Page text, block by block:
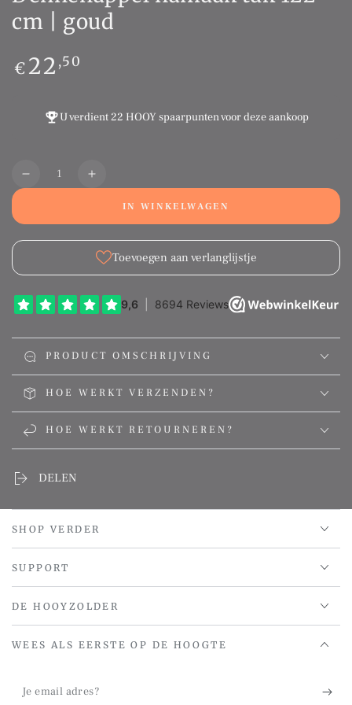
cm | goud
Normale
prijs
€ 22 ,50
U verdient22 HOOY spaarpuntenvoor deze aankoop
Aantal
Translation
nl.products.product.quantity.decrease
Translation
nl.products.product.quantity.increase
IN WINKELWAGEN
Toevoegen aan verlanglijstje
PRODUCT OMSCHRIJVING
HOE WERKT VERZENDEN?
HOE WERKT RETOURNEREN?
DELEN
SHOP VERDER
SUPPORT
DE HOOYZOLDER
WEES ALS EERSTE OP DE HOOGTE